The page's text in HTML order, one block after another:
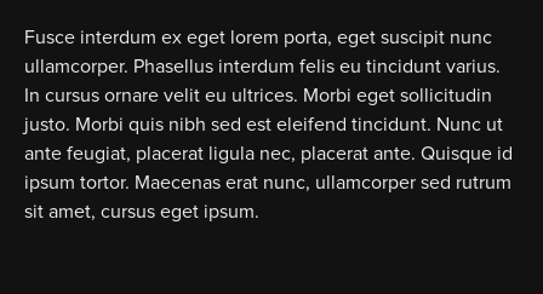
Fusce interdum ex eget lorem porta, eget suscipit nunc
ullamcorper. Phasellus interdum felis eu tincidunt varius.
In cursus ornare velit eu ultrices. Morbi eget sollicitudin
justo. Morbi quis nibh sed est eleifend tincidunt. Nunc ut
ante feugiat, placerat ligula nec, placerat ante. Quisque id
ipsum tortor. Maecenas erat nunc, ullamcorper sed rutrum
sit amet, cursus eget ipsum.